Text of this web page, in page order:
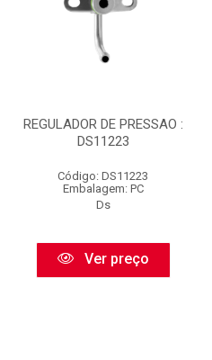
REGULADOR DE PRESSAO :
DS11223
Código: DS11223
Embalagem: PC
Ds
Ver preço